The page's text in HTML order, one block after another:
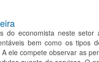
do economista neste setor
bem como os tipos
ele compete observar as